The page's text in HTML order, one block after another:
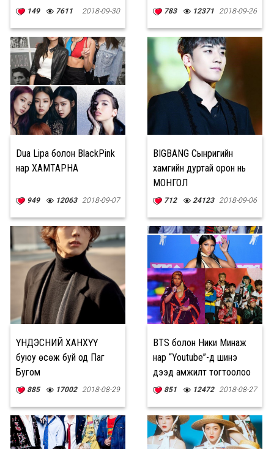
149 7611 2018-09-30
хамтлаг боллоо
783 12371 2018-09-26
Dua Lipa болон BlackPink
нар ХАМТАРНА
949 12063 2018-09-07
BIGBANG Сынригийн
хамгийн дуртай орон нь
МОНГОЛ
712 24123 2018-09-06
ҮНДЭСНИЙ ХАНХҮҮ
буюу өсөж буй од Паг
Бугом
885 17002 2018-08-29
BTS болон Ники Минаж
нар “Youtube”-д шинэ
дээд амжилт тогтоолоо
851 12472 2018-08-27